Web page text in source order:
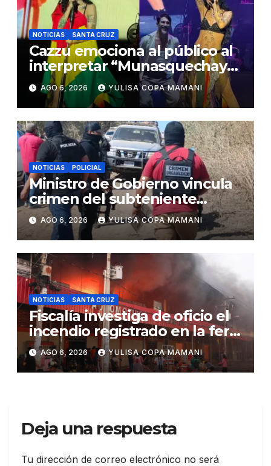
NOTICIAS SANTA CRUZ
Cazzu emociona al público al
interpretar “Munasquechay”
en su concierto en Santa Cruz
AGO 6, 2026 YULISA COPA MAMANI
NOTICIAS POLICIAL
Ministro de Gobierno vincula
crimen del subteniente
Salazar con la red de
Sebastián Marset
AGO 6, 2026 YULISA COPA MAMANI
NOTICIAS SANTA CRUZ
Fiscalía investiga de oficio el
incendio registrado en la feria
Barrio Lindo
AGO 6, 2026 YULISA COPA MAMANI
Deja una respuesta
Tu dirección de correo electrónico no será